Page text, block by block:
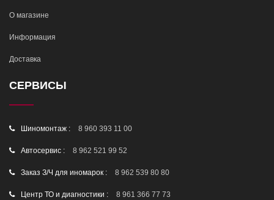
О магазине
Информация
Доставка
СЕРВИСЫ
Шиномонтаж : 8 960 393 11 00
Автосервис : 8 962 521 99 52
Заказ З/Ч для иномарок : 8 962 539 80 80
Центр ТО и диагностики : 8 961 366 77 73